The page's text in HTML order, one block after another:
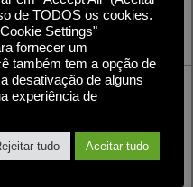
conhecidos de
IA, se
necessário.
de
que
possa
de TODOS os cookies.
Settings"
fornecer um
também tem a opção de
desativação de alguns
experiência de
tudo Aceitar tudo